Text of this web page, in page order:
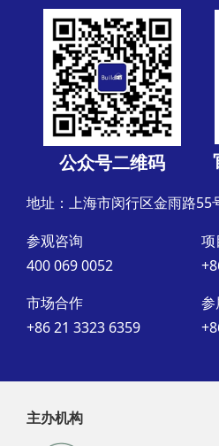
公众号二维码
地址：上海市闵行区金雨路55
参观咨询
400 069 0052
项
市场合作
+86 21 3323 6359
参
主办机构